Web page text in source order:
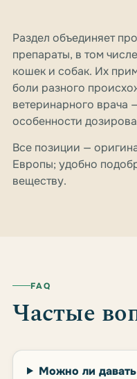
Раздел объединяет
препараты, в том
кошек и собак. Их
боли разного
ветеринарного врача
особенности
Все позиции —
Европы; удобно
веществу.
FAQ
Частые
Можно ли